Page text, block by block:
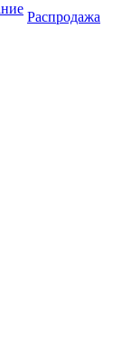
Распродажа